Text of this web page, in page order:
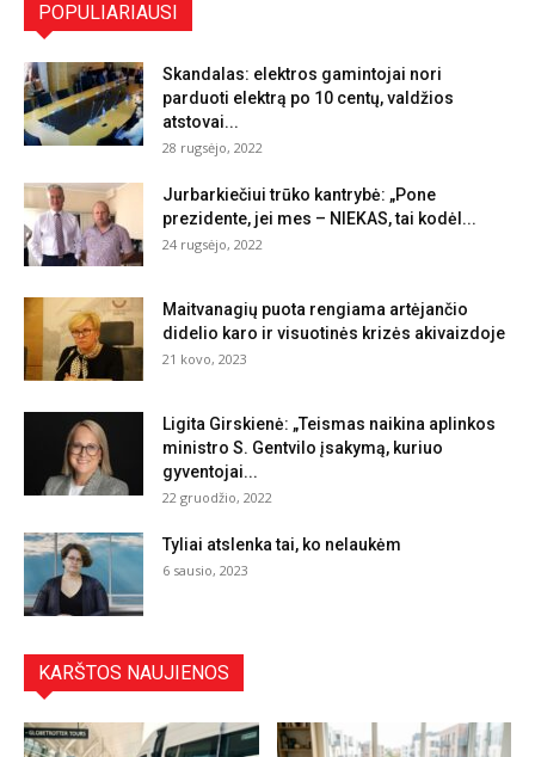
POPULIARIAUSI
Skandalas: elektros gamintojai nori
parduoti elektrą po 10 centų, valdžios
atstovai...
28 rugsėjo, 2022
Jurbarkiečiui trūko kantrybė: „Pone
prezidente, jei mes – NIEKAS, tai kodėl...
24 rugsėjo, 2022
Maitvanagių puota rengiama artėjančio
didelio karo ir visuotinės krizės akivaizdoje
21 kovo, 2023
Ligita Girskienė: „Teismas naikina aplinkos
ministro S. Gentvilo įsakymą, kuriuo
gyventojai...
22 gruodžio, 2022
Tyliai atslenka tai, ko nelaukėm
6 sausio, 2023
KARŠTOS NAUJIENOS